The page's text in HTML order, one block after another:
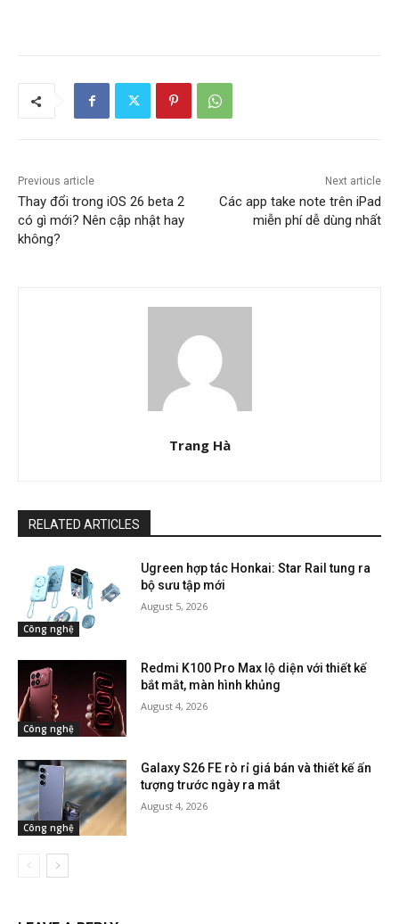
Previous article
Thay đổi trong iOS 26 beta 2
có gì mới? Nên cập nhật hay
không?
Next article
Các app take note trên iPad
miễn phí dễ dùng nhất
Trang Hà
RELATED ARTICLES
Công nghệ
Ugreen hợp tác Honkai: Star Rail tung ra
bộ sưu tập mới
August 5, 2026
Công nghệ
Redmi K100 Pro Max lộ diện với thiết kế
bắt mắt, màn hình khủng
August 4, 2026
Công nghệ
Galaxy S26 FE rò rỉ giá bán và thiết kế ấn
tượng trước ngày ra mắt
August 4, 2026